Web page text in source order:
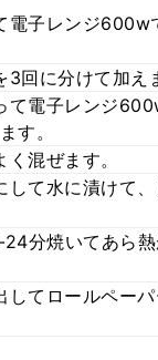
電子レンジ
回に分けて加え
て電子レンジ
す。
混ぜます。
して水に漬けて
分焼いてあら熱
てロールペー